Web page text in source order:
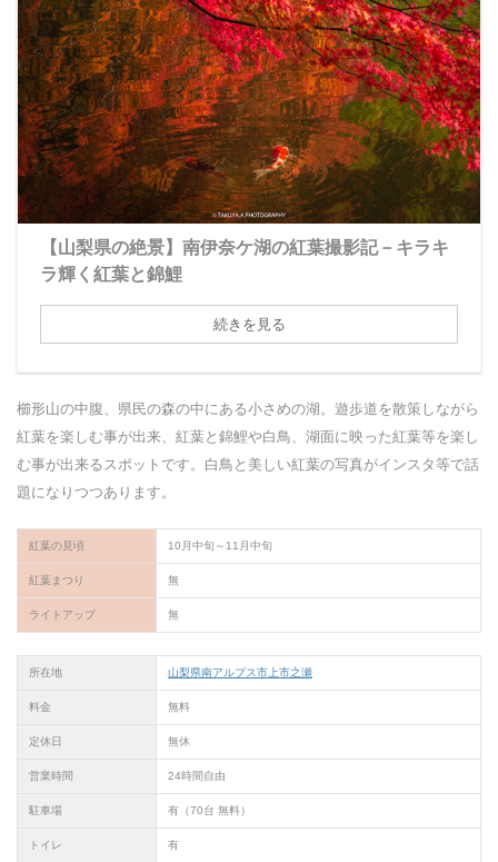
【山梨県の絶景】南伊奈ケ湖の紅葉撮影記－キラキ
ラ輝く紅葉と錦鯉
続きを見る
櫛形山の中腹、県民の森の中にある小さめの湖。遊歩道を散策しながら
紅葉を楽しむ事が出来、紅葉と錦鯉や白鳥、湖面に映った紅葉等を楽し
む事が出来るスポットです。白鳥と美しい紅葉の写真がインスタ等で話
題になりつつあります。
紅葉の見頃 10月中旬～11月中旬
紅葉まつり 無
ライトアップ 無
所在地 山梨県南アルプス市上市之瀬
料金 無料
定休日 無休
営業時間 24時間自由
駐車場 有（70台 無料）
トイレ 有